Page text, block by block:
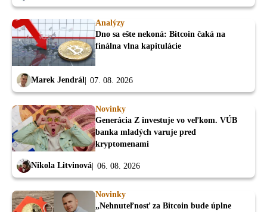
Analýzy
Dno sa ešte nekoná: Bitcoin čaká na
finálna vlna kapitulácie
Marek Jendrál 07. 08. 2026
Novinky
Generácia Z investuje vo veľkom. VÚB
banka mladých varuje pred
kryptomenami
Nikola Litvinová 06. 08. 2026
Novinky
„Nehnuteľnosť za Bitcoin bude úplne